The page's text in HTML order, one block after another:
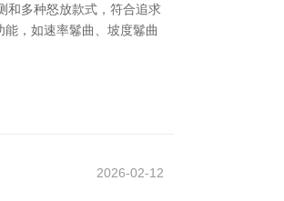
和多种怒放款式，符合追求
，如速率鬈曲、坡度鬈曲
2026-02-12